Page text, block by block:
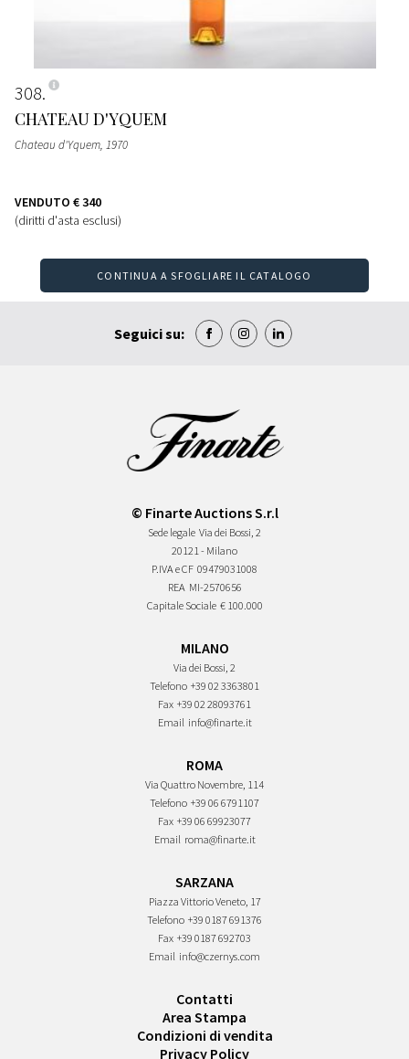
308
CHATEAU D'YQUEM
Chateau d'Yquem, 1970
VENDUTO € 340
(diritti d'asta esclusi)
CONTINUA A SFOGLIARE IL CATALOGO
Seguici su:
© Finarte Auctions S.r.l
Sede legale Via dei Bossi, 2
20121 - Milano
P.IVA e CF 09479031008
REA MI-2570656
Capitale Sociale € 100.000
MILANO
Via dei Bossi, 2
Telefono +39 02 3363801
Fax +39 02 28093761
Email info@finarte.it
ROMA
Via Quattro Novembre, 114
Telefono +39 06 6791107
Fax +39 06 69923077
Email roma@finarte.it
SARZANA
Piazza Vittorio Veneto, 17
Telefono +39 0187 691376
Fax +39 0187 692703
Email info@czernys.com
Contatti
Area Stampa
Condizioni di vendita
Privacy Policy